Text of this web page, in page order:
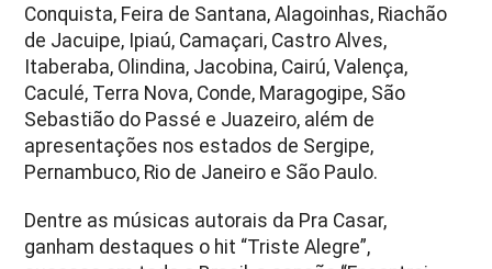
Conquista, Feira de Santana, Alagoinhas, Riachão
de Jacuipe, Ipiaú, Camaçari, Castro Alves,
Itaberaba, Olindina, Jacobina, Cairú, Valença,
Caculé, Terra Nova, Conde, Maragogipe, São
Sebastião do Passé e Juazeiro, além de
apresentações nos estados de Sergipe,
Pernambuco, Rio de Janeiro e São Paulo.
Dentre as músicas autorais da Pra Casar,
ganham destaques o hit “Triste Alegre”,